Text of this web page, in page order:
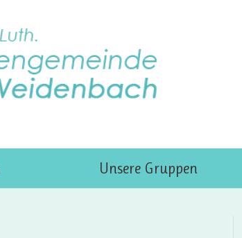
Unsere Gruppen